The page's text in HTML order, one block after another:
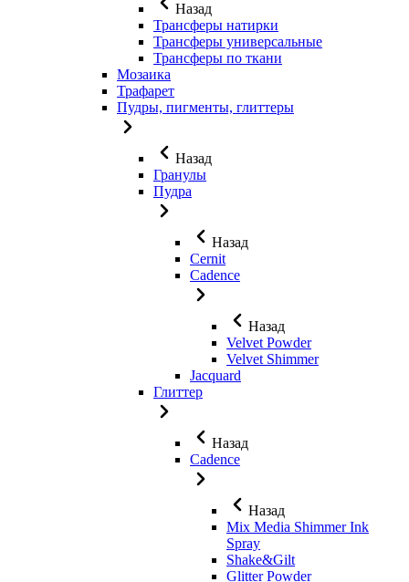
Назад
Трансферы натирки
Трансферы универсальные
Трансферы по ткани
Мозаика
Трафарет
Пудры, пигменты, глиттеры
Назад
Гранулы
Пудра
Назад
Cernit
Cadence
Назад
Velvet Powder
Velvet Shimmer
Jaсquard
Глиттер
Назад
Cadence
Назад
Mix Media Shimmer Ink
Spray
Shake&Gilt
Glitter Powder